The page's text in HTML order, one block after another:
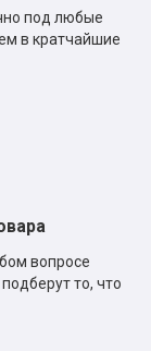
под любые
в кратчайшие
вопросе
то, что